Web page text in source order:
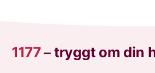
1177–tryggt om din